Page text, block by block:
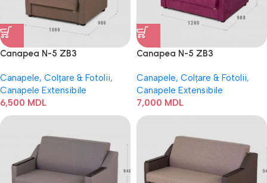
Canapea N-5 ZB3
Canapele, Colțare & Fotolii,
Canapele Extensibile
6,500 MDL
Canapea N-5 ZB3
Canapele, Colțare & Fotolii,
Canapele Extensibile
7,000 MDL